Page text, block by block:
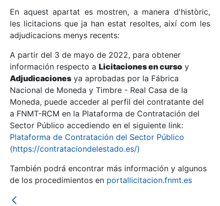
Mostra/Amaga
Mostra/Amaga
En aquest apartat es mostren, a manera d'històric,
les licitacions que ja han estat resoltes, així com les
adjudicacions menys recents:
A partir del 3 de mayo de 2022, para obtener
información respecto a Licitaciones en curso y
Adjudicaciones ya aprobadas por la Fábrica
Nacional de Moneda y Timbre - Real Casa de la
Moneda, puede acceder al perfil del contratante del
a FNMT-RCM en la Plataforma de Contratación del
Sector Público accediendo en el siguiente link:
Plataforma de Contratación del Sector Público
(https://contrataciondelestado.es/)
También podrá encontrar más información y algunos
de los procedimientos en portallicitacion.fnmt.es